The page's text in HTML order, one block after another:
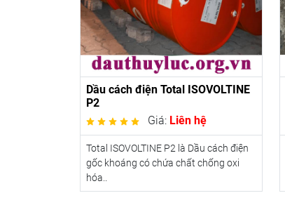
Dầu cách điện Total ISOVOLTINE
P2
Giá: Liên hệ
Total ISOVOLTINE P2 là Dầu cách điện
gốc khoáng có chứa chất chống oxi
hóa..